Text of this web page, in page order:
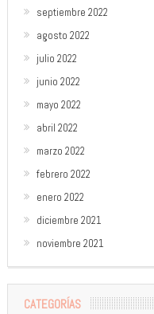
septiembre 2022
agosto 2022
julio 2022
junio 2022
mayo 2022
abril 2022
marzo 2022
febrero 2022
enero 2022
diciembre 2021
noviembre 2021
CATEGORÍAS